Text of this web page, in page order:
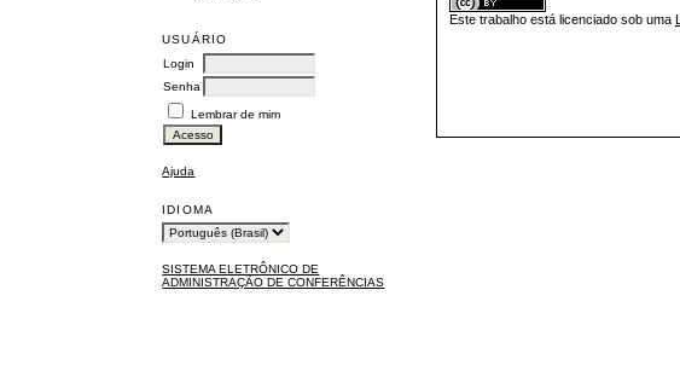
USUÁRIO
Login
Senha
Lembrar de mim
Ajuda
IDIOMA
SISTEMA ELETRÔNICO DE
ADMINISTRAÇÃO DE CONFERÊNCIAS
Este trabalho está licenciado sob uma